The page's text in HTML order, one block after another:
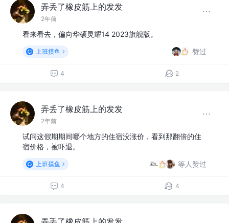
弄丢了橡皮筋上的发发
2年前
看来看去，偏向华硕灵耀14 2023旗舰版。
上班摸鱼 赞过
4 2
弄丢了橡皮筋上的发发
2年前
试问这假期期间哪个地方的住宿没涨价，看到那翻倍的住
宿价格，被吓退。
上班摸鱼 等人赞过
4 4